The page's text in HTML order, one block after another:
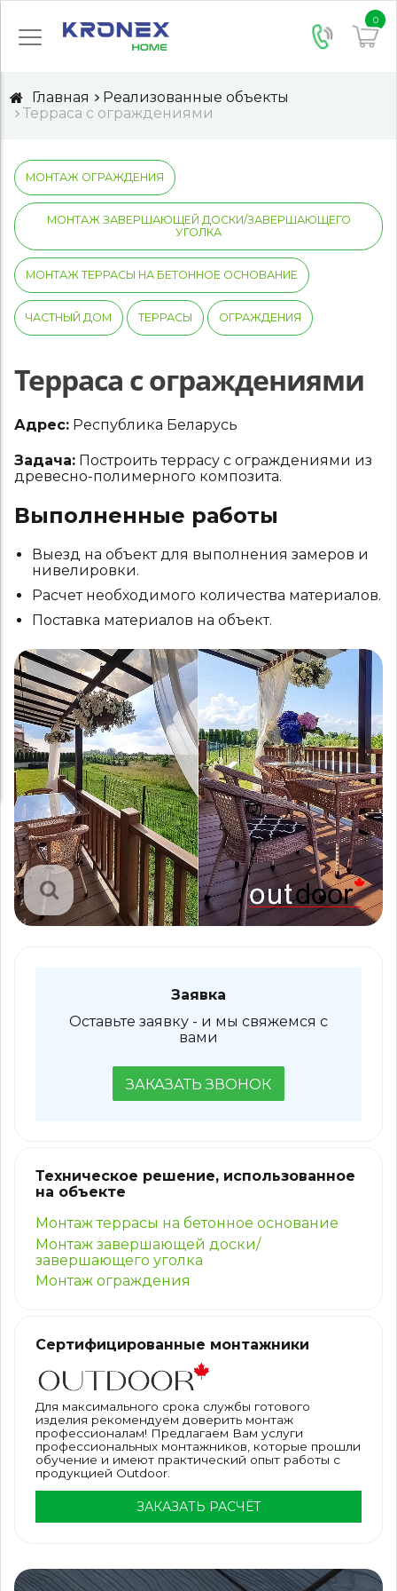
0
Главная
Реализованные объекты
Терраса с ограждениями
МОНТАЖ ОГРАЖДЕНИЯ
МОНТАЖ ЗАВЕРШАЮЩЕЙ ДОСКИ/ЗАВЕРШАЮЩЕГО
УГОЛКА
МОНТАЖ ТЕРРАСЫ НА БЕТОННОЕ ОСНОВАНИЕ
ЧАСТНЫЙ ДОМ ТЕРРАСЫ ОГРАЖДЕНИЯ
Терраса с ограждениями
Адрес: Республика Беларусь
Задача: Построить террасу с ограждениями из
древесно-полимерного композита.
Выполненные работы
Выезд на объект для выполнения замеров и
нивелировки.
Расчет необходимого количества материалов.
Поставка материалов на объект.
Заявка
Оставьте заявку - и мы свяжемся с
вами
ЗАКАЗАТЬ ЗВОНОК
Техническое решение, использованное
на объекте
Монтаж террасы на бетонное основание
Монтаж завершающей доски/
завершающего уголка
Монтаж ограждения
Сертифицированные монтажники
Для максимального срока службы готового
изделия рекомендуем доверить монтаж
профессионалам! Предлагаем Вам услуги
профессиональных монтажников, которые прошли
обучение и имеют практический опыт работы с
продукцией Outdoor.
ЗАКАЗАТЬ РАСЧЁТ